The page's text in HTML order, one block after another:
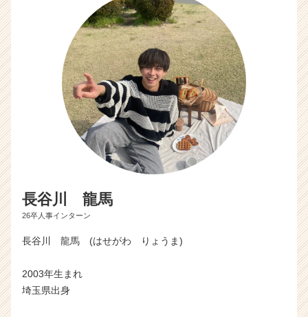
e
r
C
a
r
e
e
r）
長谷川 龍馬
26卒人事インターン
長谷川 龍馬 (はせがわ りょうま)
2003年生まれ
埼玉県出身